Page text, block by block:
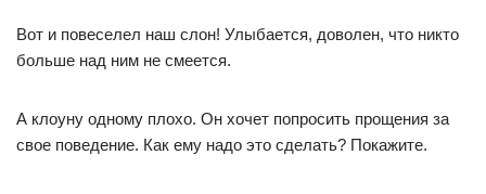
Вот и повеселел наш слон! Улыбается, доволен, что никто
больше над ним не смеется.
А клоуну одному плохо. Он хочет попросить прощения за
свое поведение. Как ему надо это сделать? Покажите.